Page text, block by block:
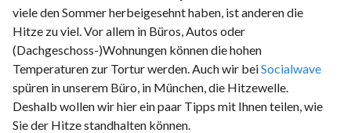
viele den Sommer herbeigesehnt haben, ist anderen die
Hitze zu viel. Vor allem in Büros, Autos oder
(Dachgeschoss-)Wohnungen können die hohen
Temperaturen zur Tortur werden. Auch wir beiSocialwave
spüren in unserem Büro, in München, die Hitzewelle.
Deshalb wollen wir hier ein paar Tipps mit Ihnen teilen, wie
Sie der Hitze standhalten können.